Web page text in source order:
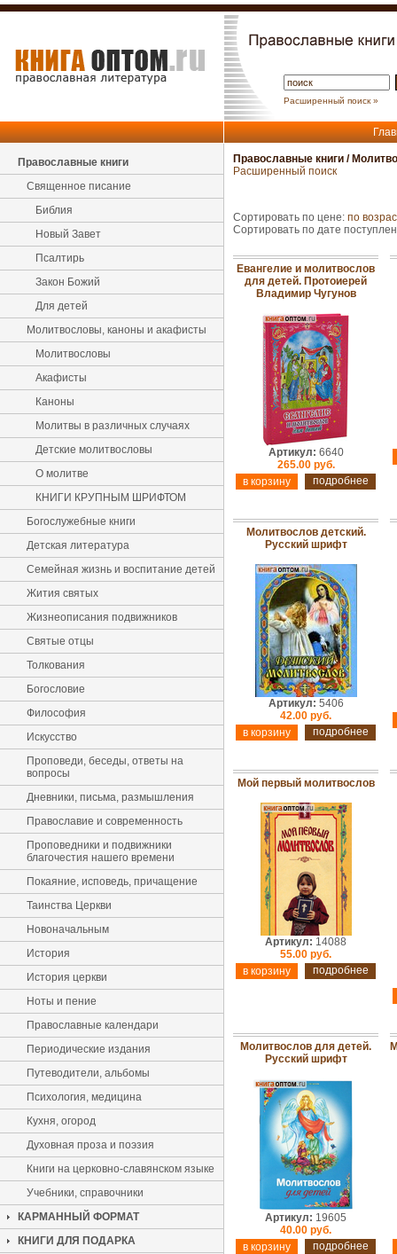
Расширенный поиск »
Православные книги
Священное писание
Библия
Новый Завет
Псалтирь
Закон Божий
Для детей
Молитвословы, каноны и акафисты
Молитвословы
Акафисты
Каноны
Молитвы в различных случаях
Детские молитвословы
О молитве
КНИГИ КРУПНЫМ ШРИФТОМ
Богослужебные книги
Детская литература
Семейная жизнь и воспитание детей
Жития святых
Жизнеописания подвижников
Святые отцы
Толкования
Богословие
Философия
Искусство
Проповеди, беседы, ответы на
вопросы
Дневники, письма, размышления
Православие и современность
Проповедники и подвижники
благочестия нашего времени
Покаяние, исповедь, причащение
Таинства Церкви
Новоначальным
История
История церкви
Ноты и пение
Православные календари
Периодические издания
Путеводители, альбомы
Психология, медицина
Кухня, огород
Духовная проза и поэзия
Книги на церковно-славянском языке
Учебники, справочники
КАРМАННЫЙ ФОРМАТ
КНИГИ ДЛЯ ПОДАРКА
Православные книги /
Расширенный поиск
Сортировать по цене: по
Сортировать по дате
Евангелие и молитвослов
для детей. Протоиерей
Владимир Чугунов
Артикул: 6640
265.00 руб.
подробнее
Молитвослов детский.
Русский шрифт
Артикул: 5406
42.00 руб.
подробнее
Мой первый молитвослов
Артикул: 14088
55.00 руб.
подробнее
Молитвослов для детей.
Русский шрифт
Артикул: 19605
40.00 руб.
подробнее